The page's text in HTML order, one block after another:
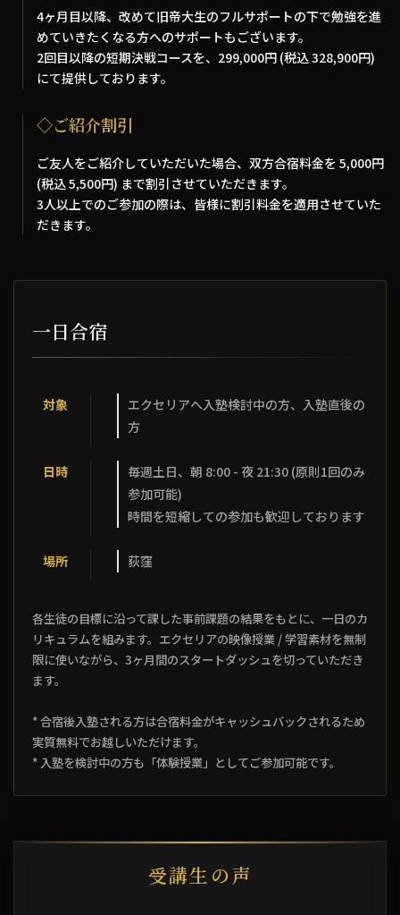
4ヶ月目以降、改めて旧帝大生のフルサポートの下で勉強を進
めていきたくなる方へのサポートもございます。
2回目以降の短期決戦コースを、299,000円 (税込 328,900円)
にて提供しております。
◇ご紹介割引
ご友人をご紹介していただいた場合、双方合宿料金を 5,000円
(税込 5,500円) まで割引させていただきます。
3人以上でのご参加の際は、皆様に割引料金を適用させていた
だきます。
一日合宿
対象
エクセリアへ入塾検討中の方、入塾直後の
方
日時
毎週土日、朝 8:00 - 夜 21:30 (原則1回のみ
参加可能)
時間を短縮しての参加も歓迎しております
場所 荻窪
各生徒の目標に沿って課した事前課題の結果をもとに、一日のカ
リキュラムを組みます。エクセリアの映像授業 / 学習素材を無制
限に使いながら、3ヶ月間のスタートダッシュを切っていただき
ます。
* 合宿後入塾される方は合宿料金がキャッシュバックされるため
実質無料でお越しいただけます。
* 入塾を検討中の方も「体験授業」としてご参加可能です。
受講生の声